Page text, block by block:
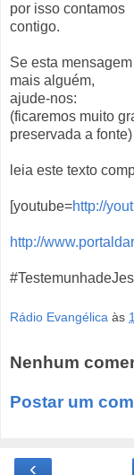
por isso contamos
contigo.
Se esta
mais alguém,
ajude-nos:
(ficaremos muito
preservada a fonte)
leia este texto
[youtube=http://
http://
Rádio Evangélica às
Nenhum
Postar um
‹